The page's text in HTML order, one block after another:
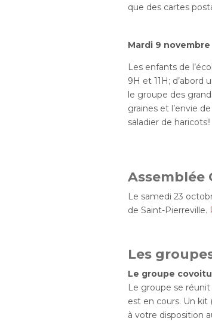
que des cartes
Mardi 9 novembre
Les enfants de
9H et 11H; d’abord
le groupe des
graines et l’envie
saladier de haricots!!
Assemblée
Le samedi 23
de Saint-Pierreville.
Les
Le groupe
Le groupe se
est en cours. Un kit
à votre disposition